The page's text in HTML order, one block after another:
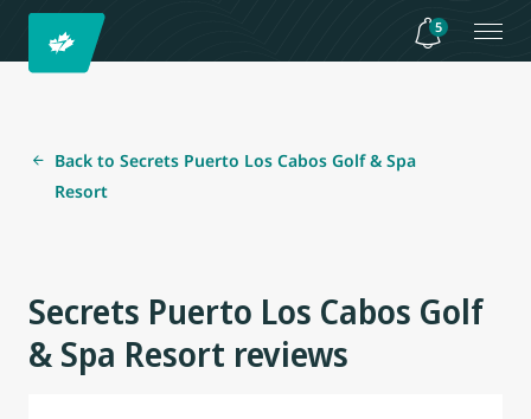
5
Back to Secrets Puerto Los Cabos Golf & Spa
Resort
Secrets Puerto Los Cabos Golf
& Spa Resort reviews